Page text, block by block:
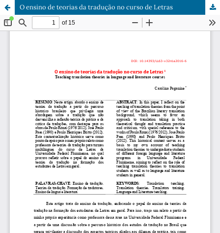
O ensino de teorias da tradução no curso de Letras